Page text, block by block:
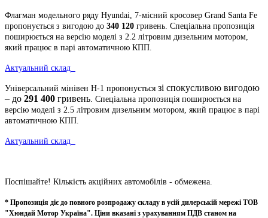
Флагман модельного ряду Hyundai, 7-місний кросовер Grand Santa Fe
пропонується з вигодою до 340 120 гривень . Спеціальна пропозиція
поширюється на версію моделі з 2.2 літровим дизельним мотором,
який працює в парі автоматичною КПП.
Актуальний склад
Універсальний мінівен H-1 пропонується зі спокусливою вигодою
– до 291 400 гривень . Спеціальна пропозиція поширюється на
версію моделі з 2.5 літровим дизельним мотором, який працює в парі
автоматичною КПП.
Актуальний склад
Поспішайте! Кількість акційних автомобілів - обмежена.
* Пропозиція діє до повного розпродажу складу в усій дилерській мережі ТОВ
"Хюндай Мотор Україна". Ціни вказані з урахуванням ПДВ станом на